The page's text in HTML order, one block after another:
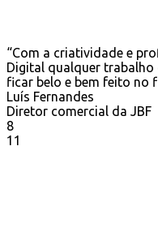
“Com a criatividade e
Digital qualquer trabalho
ficar belo e bem feito no
Luís Fernandes
Diretor comercial da JBF
8
11